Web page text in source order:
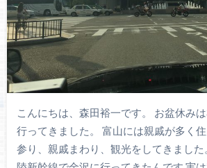
こんにちは、森田裕一です。 お盆休み
行ってきました。 富山には親戚が多く
参り、親戚まわり、観光をしてきまし